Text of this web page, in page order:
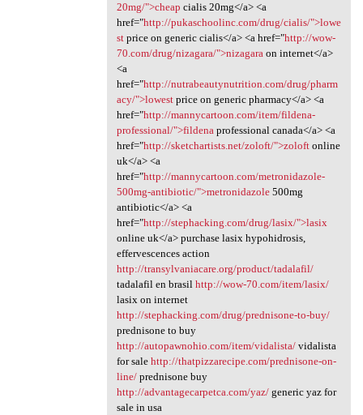
20mg/">cheap cialis 20mg</a> <a
href="http://pukaschoolinc.com/drug/cialis/">lowe
stprice on generic cialis</a> <a href="http://wow-
70.com/drug/nizagara/">nizagaraon internet</a>
<a
href="http://nutrabeautynutrition.com/drug/pharm
acy/">lowestprice on generic pharmacy</a> <a
href="http://mannycartoon.com/item/fildena-
professional/">fildenaprofessional canada</a> <a
href="http://sketchartists.net/zoloft/">zoloftonline
uk</a> <a
href="http://mannycartoon.com/metronidazole-
500mg-antibiotic/">metronidazole500mg
antibiotic</a> <a
href="http://stephacking.com/drug/lasix/">lasix
online uk</a> purchase lasix hypohidrosis,
effervescences action
http://transylvaniacare.org/product/tadalafil/
tadalafil en brasil http://wow-70.com/item/lasix/
lasix on internet
http://stephacking.com/drug/prednisone-to-buy/
prednisone to buy
http://autopawnohio.com/item/vidalista/vidalista
for sale http://thatpizzarecipe.com/prednisone-on-
line/prednisone buy
http://advantagecarpetca.com/yaz/generic yaz for
sale in usa